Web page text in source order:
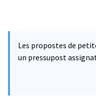
Les propostes de
un pressupost